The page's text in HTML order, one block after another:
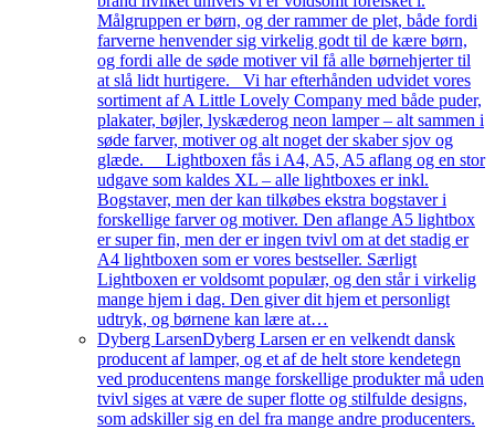
Målgruppen er børn, og der rammer de plet, både fordi
farverne henvender sig virkelig godt til de kære børn,
og fordi alle de søde motiver vil få alle børnehjerter til
at slå lidt hurtigere. Vi har efterhånden udvidet vores
sortiment af A Little Lovely Company med både puder,
plakater, bøjler, lyskæderog neon lamper – alt sammen i
søde farver, motiver og alt noget der skaber sjov og
glæde. Lightboxen fås i A4, A5, A5 aflang og en stor
udgave som kaldes XL – alle lightboxes er inkl.
Bogstaver, men der kan tilkøbes ekstra bogstaver i
forskellige farver og motiver. Den aflange A5 lightbox
er super fin, men der er ingen tvivl om at det stadig er
A4 lightboxen som er vores bestseller. Særligt
Lightboxen er voldsomt populær, og den står i virkelig
mange hjem i dag. Den giver dit hjem et personligt
udtryk, og børnene kan lære at…
Dyberg LarsenDyberg Larsen er en velkendt dansk
producent af lamper, og et af de helt store kendetegn
ved producentens mange forskellige produkter må uden
tvivl siges at være de super flotte og stilfulde designs,
som adskiller sig en del fra mange andre producenters.